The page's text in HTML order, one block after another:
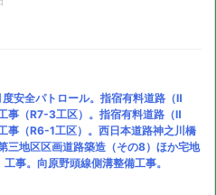
安全パトロール。指宿有料道路（Ⅱ
事（R7-3工区）。指宿有料道路（Ⅱ
事（R6-1工区）。西日本道路神之川橋
三地区区画道路築造（その8）ほか宅地
事。向原野頭線側溝整備工事。